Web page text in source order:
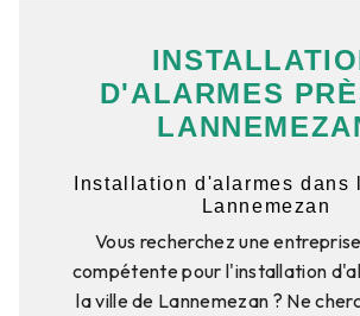
D'ALARMES
Installation d'alarmes dans
Lannemezan
Vous recherchez une
compétente pour l'installation
la ville de Lannemezan ? Ne